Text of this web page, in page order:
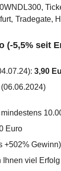
Tradegate,
(-5,5% seit
3,90
(06.06.2024)
Euro
+502% Gewinn)
viel